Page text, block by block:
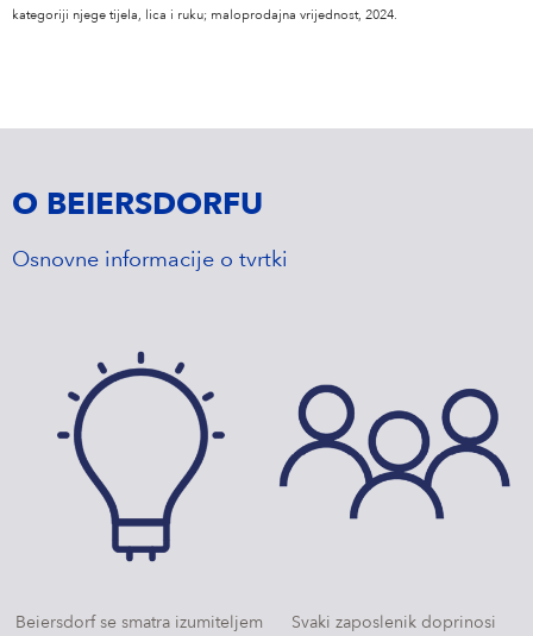
kategoriji njege tijela, lica i ruku; maloprodajna vrijednost, 2024.
O BEIERSDORFU
Osnovne informacije o tvrtki
Beiersdorf se smatra izumiteljem
Svaki zaposlenik doprinosi